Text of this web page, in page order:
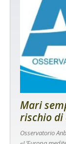
Mari
rischio di
Osservatorio